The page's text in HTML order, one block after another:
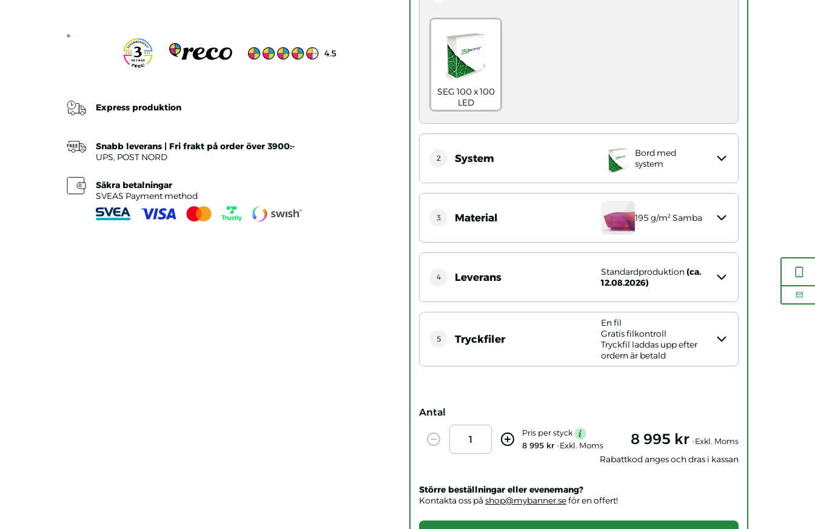
Ratings value:
4.5
Express produktion
Snabb leverans | Fri frakt på order över 3900:-
UPS, POST NORD
Säkra betalningar
SVEAS Payment method
SEG 100 x 100
LED
2 System
Bord med
system
3 Material 195 g/m² Samba
4 Leverans Standardproduktion (ca.
12.08.2026)
5 Tryckfiler
En fil
Gratis filkontroll
Tryckfil laddas upp efter
ordern är betald
Antal
Decrease
Amount
Increase
Pris per styck
mention
8 995 kr -Exkl. Moms 8 995 kr -Exkl. Moms
Rabattkod anges och dras i kassan
Större beställningar eller evenemang?
Kontakta oss påshop@mybanner.seför en offert!